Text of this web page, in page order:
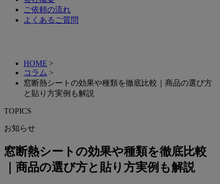
ご依頼の流れ
よくあるご質問
HOME >
コラム >
窓断熱シートの効果や種類を徹底比較｜商品の選び方
と貼り方実例も解説
TOPICS
お知らせ
窓断熱シートの効果や種類を徹底比較
｜商品の選び方と貼り方実例も解説